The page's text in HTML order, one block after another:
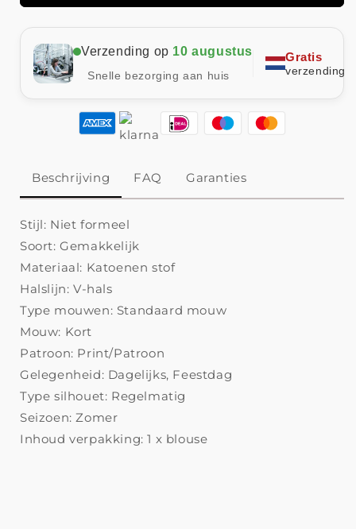
Verzending op 10 augustus
Snelle bezorging aan huis
Gratis
verzending
Beschrijving FAQ Garanties
Stijl: Niet formeel
Soort: Gemakkelijk
Materiaal: Katoenen stof
Halslijn: V-hals
Type mouwen: Standaard mouw
Mouw: Kort
Patroon: Print/Patroon
Gelegenheid: Dagelijks, Feestdag
Type silhouet: Regelmatig
Seizoen: Zomer
Inhoud verpakking: 1 x blouse